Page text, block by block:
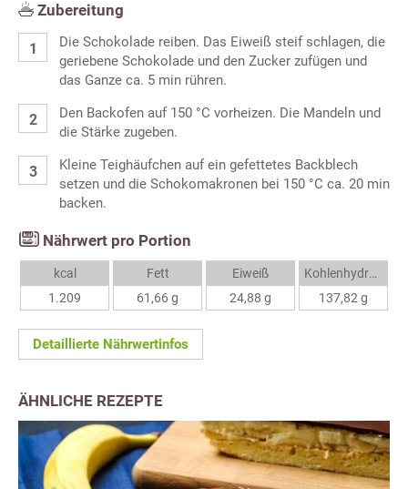
Zubereitung
Die Schokolade reiben. Das Eiweiß steif schlagen, die
geriebene Schokolade und den Zucker zufügen und
das Ganze ca. 5 min rühren.
Den Backofen auf 150 °C vorheizen. Die Mandeln und
die Stärke zugeben.
Kleine Teighäufchen auf ein gefettetes Backblech
setzen und die Schokomakronen bei 150 °C ca. 20 min
backen.
Nährwert pro Portion
kcal
1.209
Fett
61,66 g
Eiweiß
24,88 g
Kohlenhydrate
137,82 g
Detaillierte Nährwertinfos
ÄHNLICHE REZEPTE